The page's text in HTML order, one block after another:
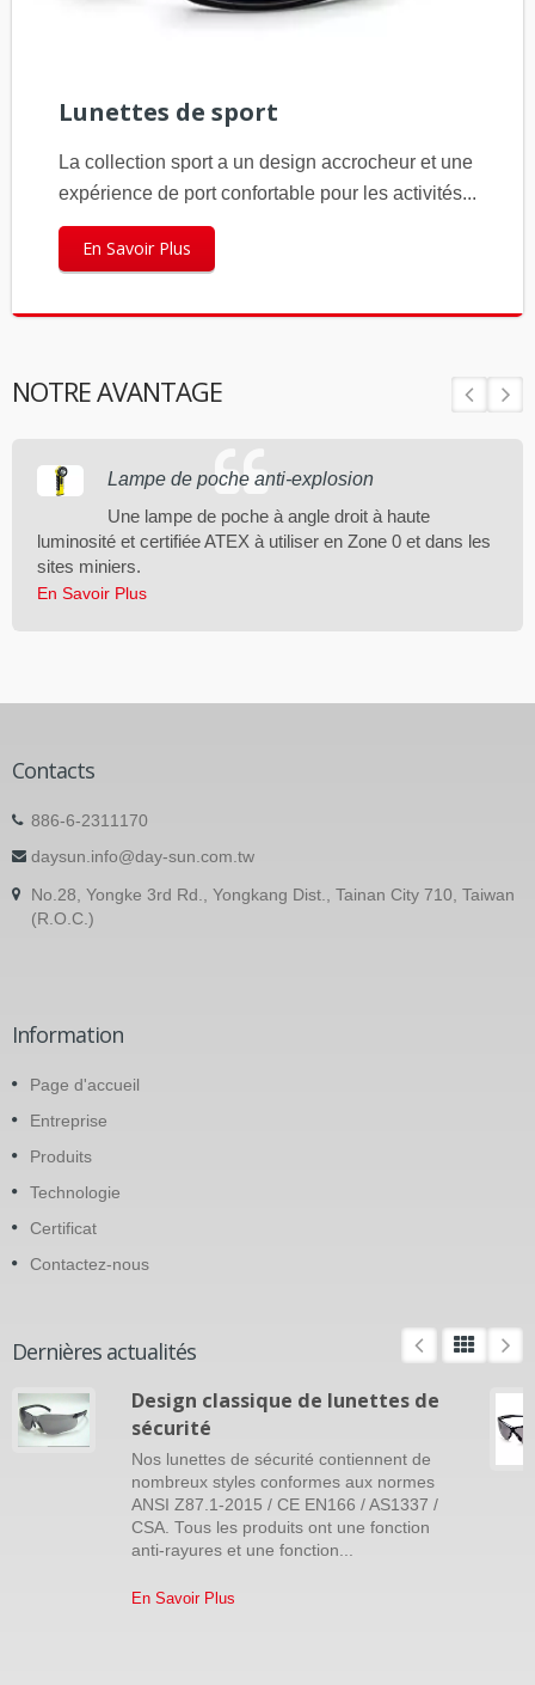
Lunettes de sport
La collection sport a un design accrocheur et une
expérience de port confortable pour les activités...
En Savoir Plus
NOTRE AVANTAGE
Lampe de poche anti-explosion
Une lampe de poche à angle droit à haute
luminosité et certifiée ATEX à utiliser en Zone 0 et dans les
sites miniers.
En Savoir Plus
Contacts
886-6-2311170
daysun.info@day-sun.com.tw
No.28, Yongke 3rd Rd., Yongkang Dist., Tainan City 710, Taiwan
(R.O.C.)
Information
Page d'accueil
Entreprise
Produits
Technologie
Certificat
Contactez-nous
Dernières actualités
Design classique de lunettes de
sécurité
Nos lunettes de sécurité contiennent de
nombreux styles conformes aux normes
ANSI Z87.1-2015 / CE EN166 / AS1337 /
CSA. Tous les produits ont une fonction
anti-rayures et une fonction...
En Savoir Plus